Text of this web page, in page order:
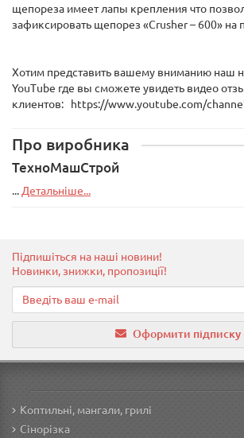
щепореза имеет лапы крепления что
зафиксировать щепорез «Сrusher – 600» на
Хотим представить вашему вниманию наш
YouTube где вы сможете увидеть видео
клиентов: https://www.youtube.com/
Про виробника
ТехноМашСтрой
... Детальніше...
Підпишіться на наші новини!
Новинки, знижки, пропозиції!
Оформити підписку
Коптильні, мангали, грилі
Сінорізка